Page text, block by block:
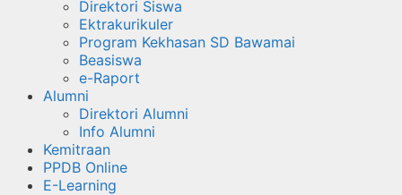
Direktori Siswa
Ektrakurikuler
Program Kekhasan SD Bawamai
Beasiswa
e-Raport
Alumni
Direktori Alumni
Info Alumni
Kemitraan
PPDB Online
E-Learning